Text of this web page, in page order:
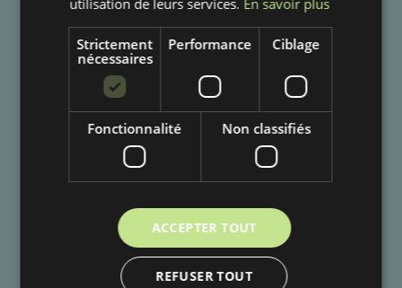
+
BUBULÁKOVO S.R.O
Lužná 2320/6, 927 05 Šala
info@bubutissus.fr
Strictement
nécessaires
Performance Ciblage
Fonctionnalité Non classifiés
ACCEPTER TOUT
REFUSER TOUT